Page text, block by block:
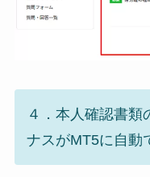
４．本人確認書類
ナスがMT5に自動